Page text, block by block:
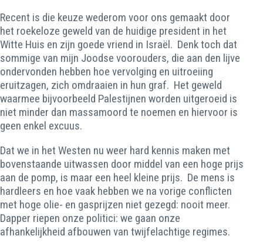
Recent is die keuze wederom voor ons gemaakt door
het roekeloze geweld van de huidige president in het
Witte Huis en zijn goede vriend in Israël. Denk toch dat
sommige van mijn Joodse voorouders, die aan den lijve
ondervonden hebben hoe vervolging en uitroeiing
eruitzagen, zich omdraaien in hun graf. Het geweld
waarmee bijvoorbeeld Palestijnen worden uitgeroeid is
niet minder dan massamoord te noemen en hiervoor is
geen enkel excuus.
Dat we in het Westen nu weer hard kennis maken met
bovenstaande uitwassen door middel van een hoge prijs
aan de pomp, is maar een heel kleine prijs. De mens is
hardleers en hoe vaak hebben we na vorige conflicten
met hoge olie- en gasprijzen niet gezegd: nooit meer.
Dapper riepen onze politici: we gaan onze
afhankelijkheid afbouwen van twijfelachtige regimes.